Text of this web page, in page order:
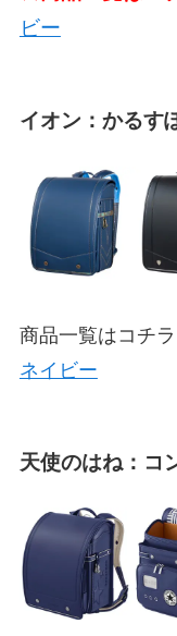
ビー
イオン：かるす
商品一覧はコチラ
ネイビー
天使のはね：コ